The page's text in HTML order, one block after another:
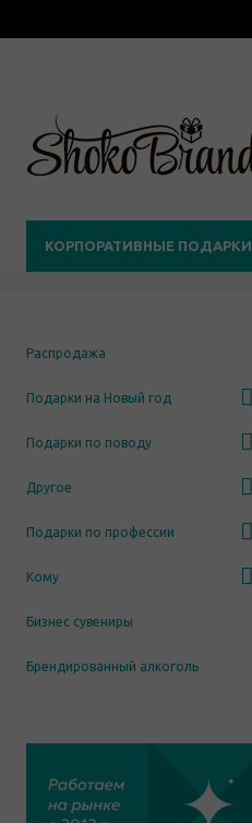
КОРПОРАТИВНЫЕ ПОДАРКИ
Распродажа
Подарки на Новый год
Подарки по поводу
Другое
Подарки по профессии
Кому
Бизнес сувениры
Брендированный алкоголь